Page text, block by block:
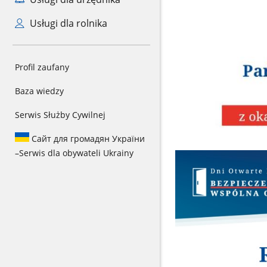
Usługi dla rolnika
Profil zaufany
Baza wiedzy
Serwis Służby Cywilnej
Сайт для громадян України
–Serwis dla obywateli Ukrainy